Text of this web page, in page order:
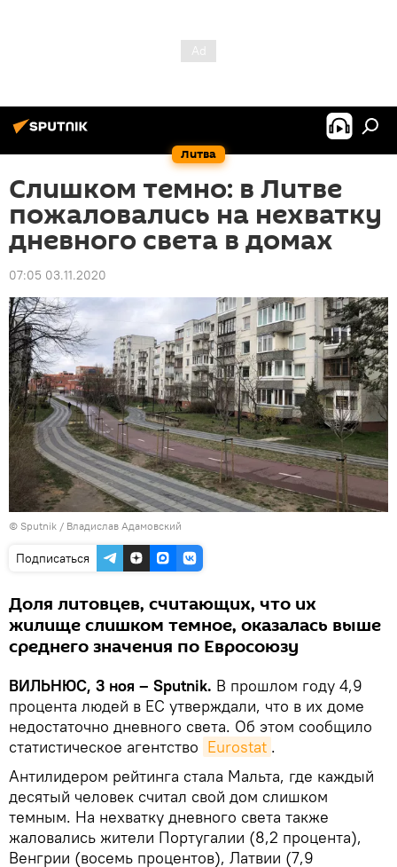
Литва
Слишком темно: в Литве
пожаловались на нехватку
дневного света в домах
07:05 03.11.2020
© Sputnik / Владислав Адамовский
Подписаться
Доля литовцев, считающих, что их
жилище слишком темное, оказалась выше
среднего значения по Евросоюзу
ВИЛЬНЮС, 3 ноя – Sputnik. В прошлом году 4,9
процента людей в ЕС утверждали, что в их доме
недостаточно дневного света. Об этом сообщило
статистическое агентство Eurostat .
Антилидером рейтинга стала Мальта, где каждый
десятый человек считал свой дом слишком
темным. На нехватку дневного света также
жаловались жители Португалии (8,2 процента),
Венгрии (восемь процентов), Латвии (7,9